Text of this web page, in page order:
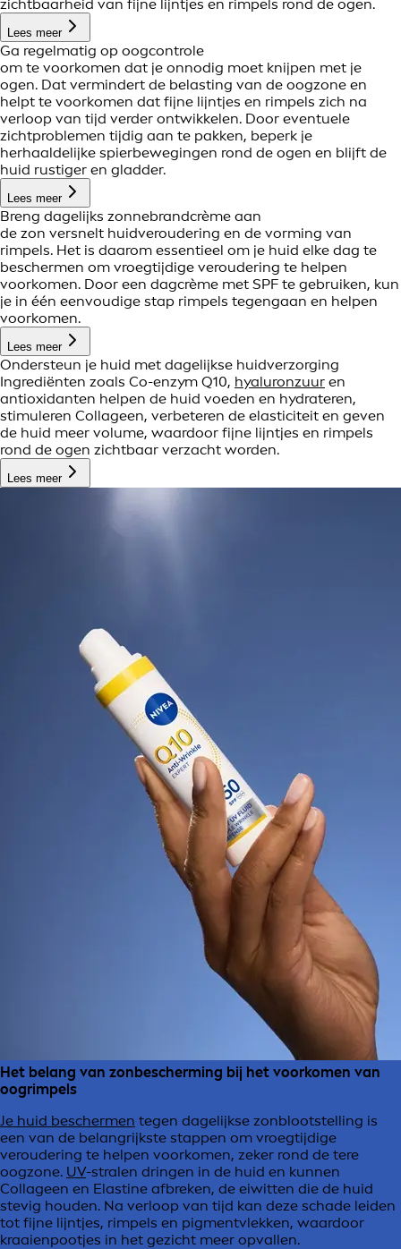
zichtbaarheid van fijne lijntjes en rimpels rond de ogen.
Lees meer
Ga regelmatig op oogcontrole
om te voorkomen dat je onnodig moet knijpen met je
ogen. Dat vermindert de belasting van de oogzone en
helpt te voorkomen dat fijne lijntjes en rimpels zich na
verloop van tijd verder ontwikkelen. Door eventuele
zichtproblemen tijdig aan te pakken, beperk je
herhaaldelijke spierbewegingen rond de ogen en blijft de
huid rustiger en gladder.
Lees meer
Breng dagelijks zonnebrandcrème aan
de zon versnelt huidveroudering en de vorming van
rimpels. Het is daarom essentieel om je huid elke dag te
beschermen om vroegtijdige veroudering te helpen
voorkomen. Door een dagcrème met SPF te gebruiken, kun
je in één eenvoudige stap rimpels tegengaan en helpen
voorkomen.
Lees meer
Ondersteun je huid met dagelijkse huidverzorging
Ingrediënten zoals Co-enzym Q10, hyaluronzuur en
antioxidanten helpen de huid voeden en hydrateren,
stimuleren Collageen, verbeteren de elasticiteit en geven
de huid meer volume, waardoor fijne lijntjes en rimpels
rond de ogen zichtbaar verzacht worden.
Lees meer
Het belang van zonbescherming bij het voorkomen van
oogrimpels
Je huid beschermen tegen dagelijkse zonblootstelling is
een van de belangrijkste stappen om vroegtijdige
veroudering te helpen voorkomen, zeker rond de tere
oogzone. UV-stralen dringen in de huid en kunnen
Collageen en Elastine afbreken, de eiwitten die de huid
stevig houden. Na verloop van tijd kan deze schade leiden
tot fijne lijntjes, rimpels en pigmentvlekken, waardoor
kraaienpootjes in het gezicht meer opvallen.